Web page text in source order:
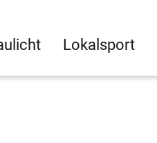
Lokalsport